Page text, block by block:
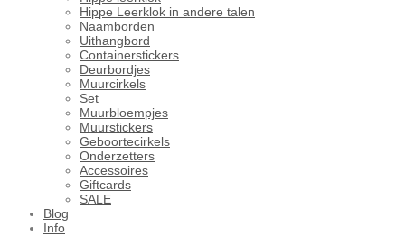
Hippe Leerklok in andere talen
Naamborden
Uithangbord
Containerstickers
Deurbordjes
Muurcirkels
Set
Muurbloempjes
Muurstickers
Geboortecirkels
Onderzetters
Accessoires
Giftcards
SALE
Blog
Info